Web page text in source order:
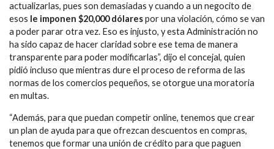
actualizarlas, pues son demasiadas y cuando a un negocito de
esos le imponen $20,000 dólarespor una violación, cómo se van
a poder parar otra vez. Eso es injusto, y esta Administración no
ha sido capaz de hacer claridad sobre ese tema de manera
transparente para poder modificarlas”, dijo el concejal, quien
pidió incluso que mientras dure el proceso de reforma de las
normas de los comercios pequeños, se otorgue una moratoria
en multas.
“Además, para que puedan competir online, tenemos que crear
un plan de ayuda para que ofrezcan descuentos en compras,
tenemos que formar una unión de crédito para que paguen